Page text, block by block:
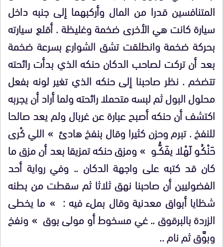
المتنافسين قدرا من المال وأركبهما إلى جنبه داخل
سيارة كانت هي الأخرى ضخمة وغليظة . أقلع سيارته
بحركة ضخمة وانطلقت تشق الشوارع بسرعة ضخمة
بعد أن تركت لصاحب الدكان حنكه الذي بدأت رائحته
تتضخم . نظر صاحبنا إلى حنكه الذي تغير لونه بفعل
محلول البول ثم لبسه متحملا رائحته ولما أراد أن يجربه
اكتشف أن حنكه أصبح عبارة عن غربال ولم يعد صالحا
للنفخ . تبرم وحزن كثيرا وقال بنفخ هادئ » اللي كْرى
حَنْكُـو لَهْلا يفَكُّــو » ومزق حنكه تمزيقا بعد أن مزق ما
كان قد كتبه على واجهة الدكان .. وفي رواية أحد
الفضوليين أن صاحبنا نهق ثلاثا ثم سقطت من بطنه
شظايا أبواق معدنية وقال بملء فيه : » ما يخطى
الزردة بالبرقوق .. غي مسخوط أو مولى بوق » ونفخ
وبوَّق ثم نام ..